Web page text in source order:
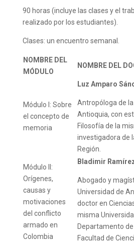
90 horas (incluye las clases y el
realizado por los estudiantes).
Clases: un encuentro semanal.
NOMBRE DEL
MÓDULO
NOMBRE DEL
Módulo I: Sobre
el concepto de
memoria
Luz Amparo
Antropóloga de
Antioquia, con
Filosofía de la
investigadora de
Región.
Módulo II:
Orígenes,
causas y
motivaciones
del conflicto
armado en
Colombia
Bladimir
Abogado y
Universidad de
doctor en
misma
Departamento
Facultad de